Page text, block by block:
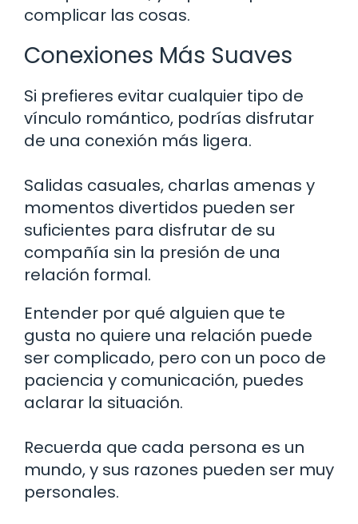
complicar las cosas.
Conexiones Más Suaves
Si prefieres evitar cualquier tipo de
vínculo romántico, podrías disfrutar
de una conexión más ligera.
Salidas casuales, charlas amenas y
momentos divertidos pueden ser
suficientes para disfrutar de su
compañía sin la presión de una
relación formal.
Entender por qué alguien que te
gusta no quiere una relación puede
ser complicado, pero con un poco de
paciencia y comunicación, puedes
aclarar la situación.
Recuerda que cada persona es un
mundo, y sus razones pueden ser muy
personales.